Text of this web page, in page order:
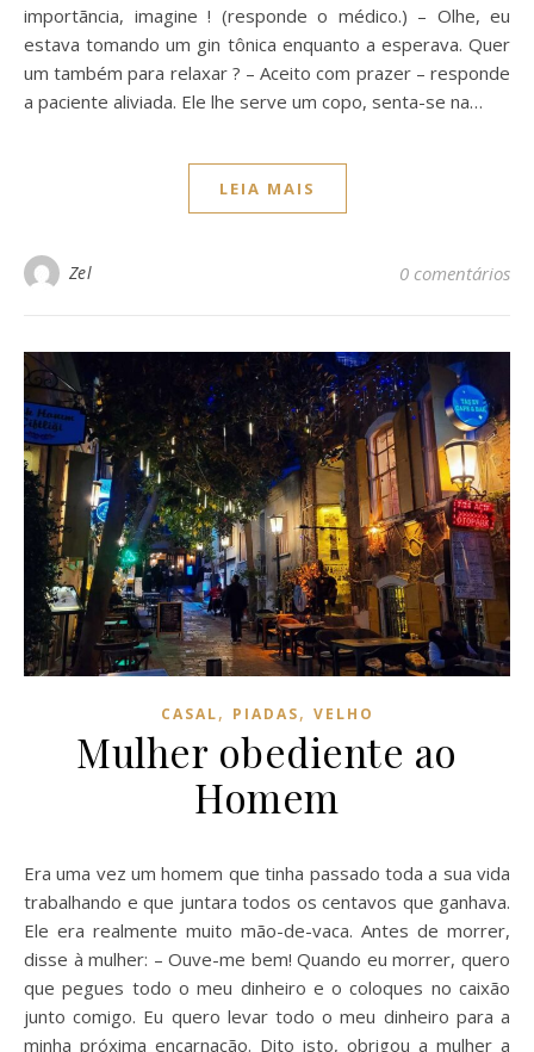
importãncia, imagine ! (responde o médico.) – Olhe, eu
estava tomando um gin tônica enquanto a esperava. Quer
um também para relaxar ? – Aceito com prazer – responde
a paciente aliviada. Ele lhe serve um copo, senta-se na…
LEIA MAIS
Zel 0 comentários
CASAL, PIADAS, VELHO
Mulher obediente ao
Homem
Era uma vez um homem que tinha passado toda a sua vida
trabalhando e que juntara todos os centavos que ganhava.
Ele era realmente muito mão-de-vaca. Antes de morrer,
disse à mulher: – Ouve-me bem! Quando eu morrer, quero
que pegues todo o meu dinheiro e o coloques no caixão
junto comigo. Eu quero levar todo o meu dinheiro para a
minha próxima encarnação. Dito isto, obrigou a mulher a